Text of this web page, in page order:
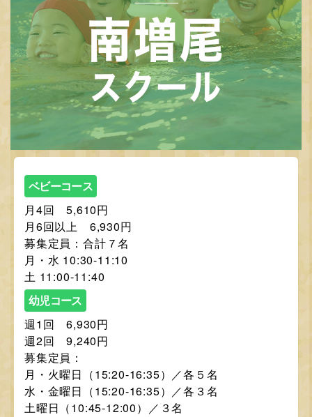
ベビーコース
月4回 5,610円
月6回以上 6,930円
募集定員：合計７名
月・水 10:30-11:10
土 11:00-11:40
幼児コース
週1回 6,930円
週2回 9,240円
募集定員：
月・火曜日（15:20-16:35）／各５名
水・金曜日（15:20-16:35）／各３名
土曜日（10:45-12:00）／３名